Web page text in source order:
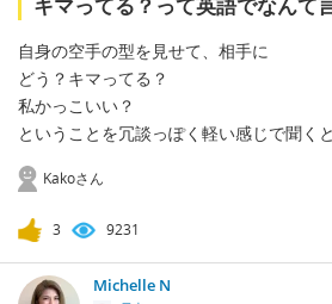
自身の空手の型を見せて、相手に
どう？キマってる？
私かっこいい？
ということを冗談っぽく軽い感じで聞く
Kakoさん
3 9231
Michelle N